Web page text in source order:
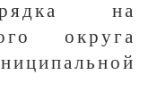
на
округа